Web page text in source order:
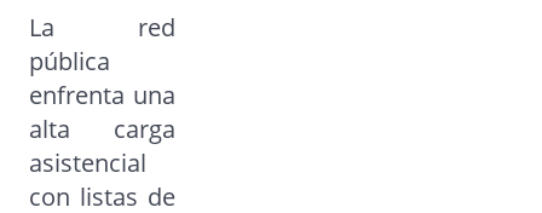
La red
pública
enfrenta una
alta carga
asistencial
con listas de